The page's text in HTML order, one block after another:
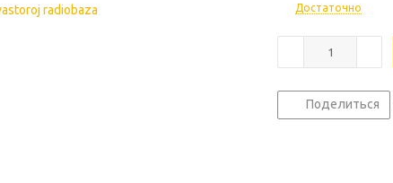
Достаточно
Поделиться